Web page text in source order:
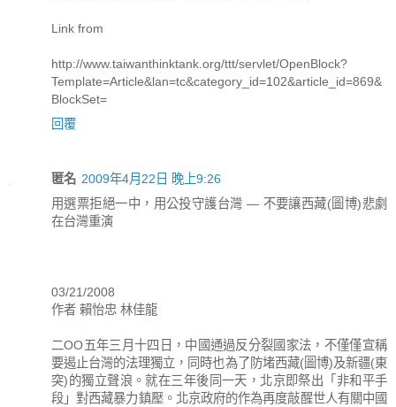
Link from
http://www.taiwanthinktank.org/ttt/servlet/OpenBlock?
Template=Article&lan=tc&category_id=102&article_id=869&
BlockSet=
回覆
匿名 2009年4月22日 晚上9:26
用選票拒絕一中，用公投守護台灣 — 不要讓西藏(圖博)悲劇
在台灣重演
03/21/2008
作者 賴怡忠 林佳龍
二OO五年三月十四日，中國通過反分裂國家法，不僅僅宣稱
要遏止台灣的法理獨立，同時也為了防堵西藏(圖博)及新疆(東
突)的獨立聲浪。就在三年後同一天，北京即祭出「非和平手
段」對西藏暴力鎮壓。北京政府的作為再度敲醒世人有關中國